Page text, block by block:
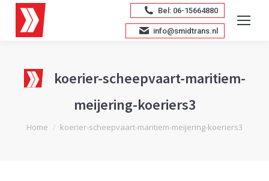
Bel: 06-15664880
info@smidtrans.nl
koerier-scheepvaart-maritiem-
meijering-koeriers3
Je bent hier:
Home koerier-scheepvaart-maritiem-meijering-koeriers3